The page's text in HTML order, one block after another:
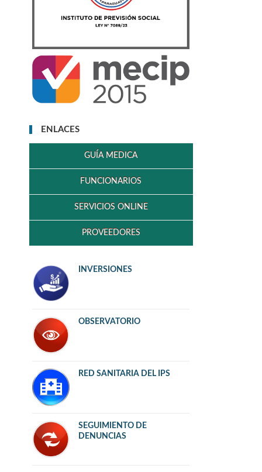
ENLACES
GUÍA MEDICA
FUNCIONARIOS
SERVICIOS ONLINE
PROVEEDORES
INVERSIONES
OBSERVATORIO
RED SANITARIA DEL IPS
SEGUIMIENTO DE
DENUNCIAS